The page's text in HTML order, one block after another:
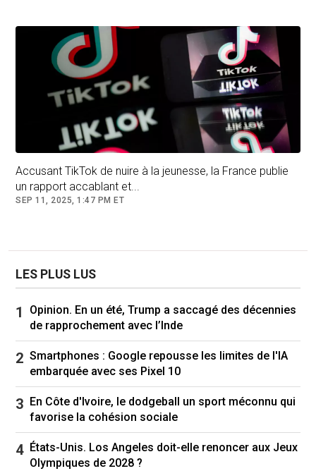
Accusant TikTok de nuire à la jeunesse, la France publie
un rapport accablant et...
SEP 11, 2025, 1:47 PM ET
LES PLUS LUS
Opinion. En un été, Trump a saccagé des décennies
de rapprochement avec l’Inde
Smartphones : Google repousse les limites de l'IA
embarquée avec ses Pixel 10
En Côte d'Ivoire, le dodgeball un sport méconnu qui
favorise la cohésion sociale
États-Unis. Los Angeles doit-elle renoncer aux Jeux
Olympiques de 2028 ?